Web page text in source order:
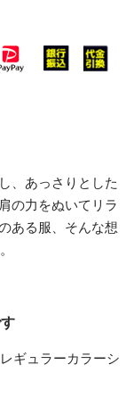
、あっさりとした
の力をぬいてリラ
ある服、そんな想
ギュラーカラーシ